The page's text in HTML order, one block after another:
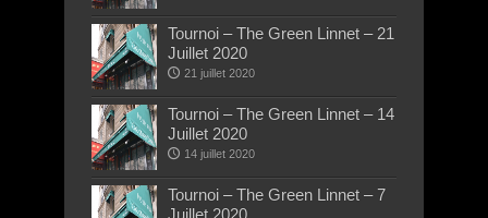
Tournoi – The Green Linnet – 21
Juillet 2020
21 juillet 2020
Tournoi – The Green Linnet – 14
Juillet 2020
14 juillet 2020
Tournoi – The Green Linnet – 7
Juillet 2020